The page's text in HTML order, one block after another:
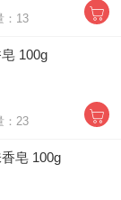
：13
100g
：23
皂 100g